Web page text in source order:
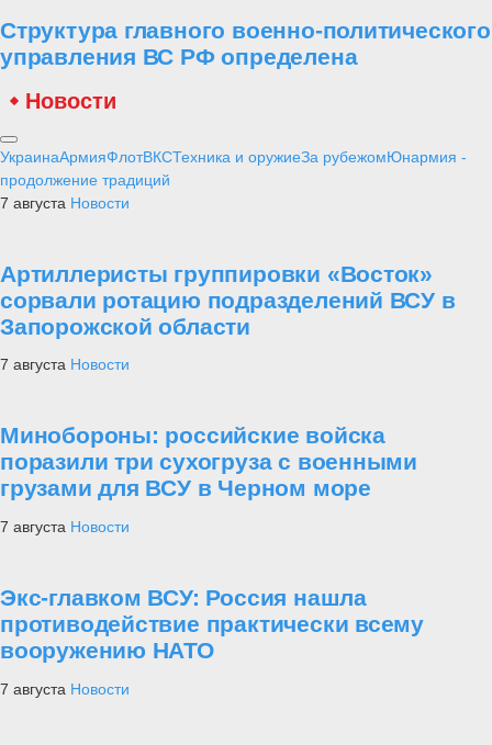
Структура главного военно-политического
управления ВС РФ определена
Новости
УкраинаАрмияФлотВКСТехника и оружиеЗа рубежомЮнармия -
продолжение традиций
7 августа Новости
Артиллеристы группировки «Восток»
сорвали ротацию подразделений ВСУ в
Запорожской области
7 августа Новости
Минобороны: российские войска
поразили три сухогруза с военными
грузами для ВСУ в Черном море
7 августа Новости
Экс-главком ВСУ: Россия нашла
противодействие практически всему
вооружению НАТО
7 августа Новости